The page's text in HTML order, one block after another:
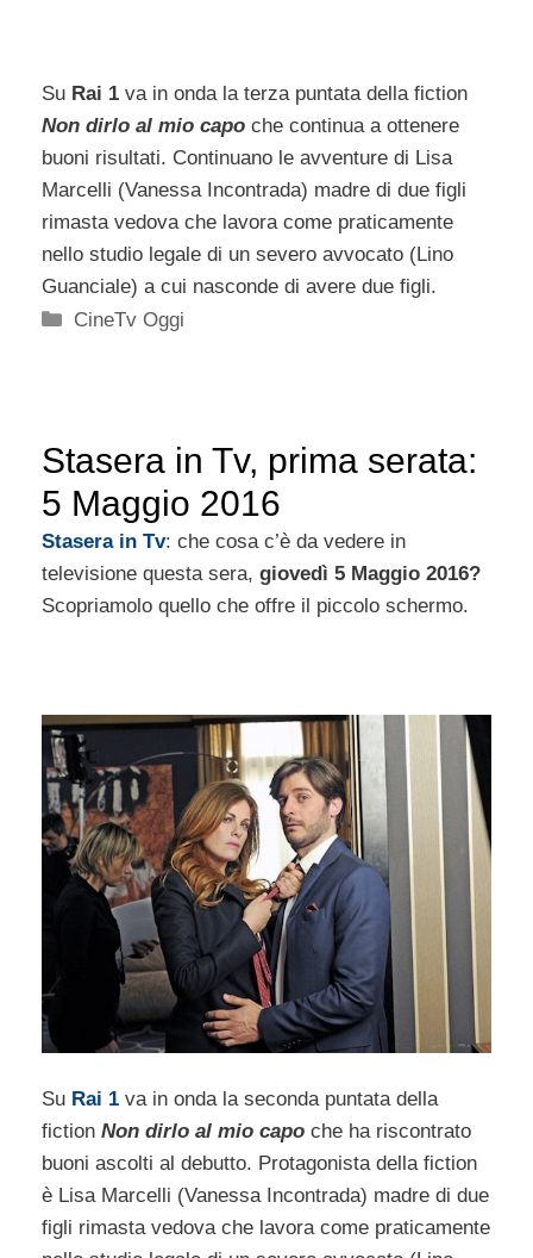
Su Rai 1 va in onda la terza puntata della fiction
Non dirlo al mio capo che continua a ottenere
buoni risultati. Continuano le avventure di Lisa
Marcelli (Vanessa Incontrada) madre di due figli
rimasta vedova che lavora come praticamente
nello studio legale di un severo avvocato (Lino
Guanciale) a cui nasconde di avere due figli.
Categorie
CineTv Oggi
Stasera in Tv, prima serata:
5 Maggio 2016
Stasera in Tv: che cosa c’è da vedere in
televisione questa sera, giovedì 5 Maggio 2016?
Scopriamolo quello che offre il piccolo schermo.
Su Rai 1 va in onda la seconda puntata della
fiction Non dirlo al mio capo che ha riscontrato
buoni ascolti al debutto. Protagonista della fiction
è Lisa Marcelli (Vanessa Incontrada) madre di due
figli rimasta vedova che lavora come praticamente